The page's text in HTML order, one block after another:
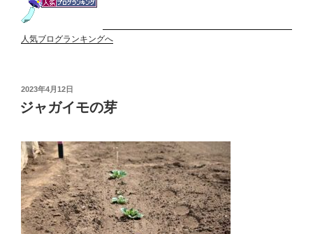
人気ブログランキングへ
投
稿
日:
2023年4月12日
ジャガイモの芽